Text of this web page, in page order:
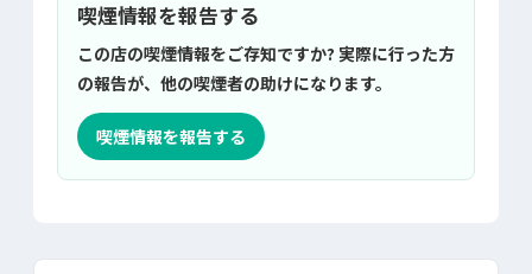
喫煙情報を報告する
この店の喫煙情報をご存知ですか? 実際に行った方
の報告が、他の喫煙者の助けになります。
喫煙情報を報告する